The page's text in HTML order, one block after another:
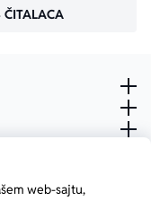
web-sajtu,